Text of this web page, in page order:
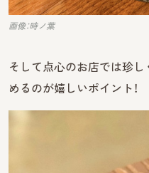
画像：時ノ葉
そして点心のお店では珍し
めるのが嬉しいポイント！